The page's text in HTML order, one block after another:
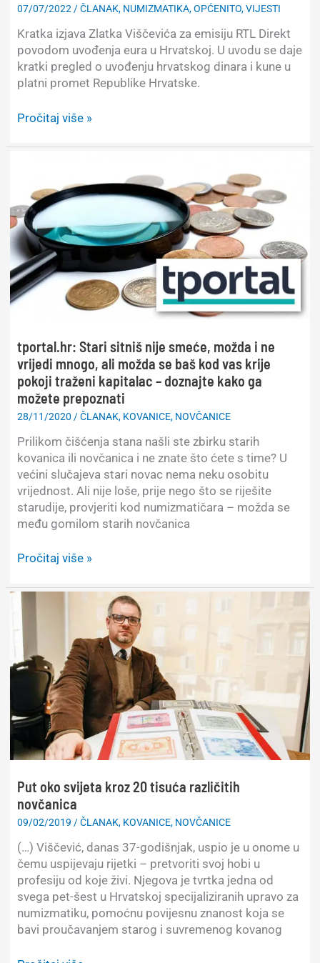
07/07/2022/ČLANAK, NUMIZMATIKA,OPĆENITO,VIJESTI
Kratka izjava Zlatka Viščevića za emisiju RTL Direkt
povodom uvođenja eura u Hrvatskoj. U uvodu se daje
kratki pregled o uvođenju hrvatskog dinara i kune u
platni promet Republike Hrvatske.
Zlatko
–
RTL
Direkt
povodom
uvođenja
eura
u
Hrvatskoj
Pročitaj više »
tportal.hr: Stari sitniš nije smeće, možda i ne
vrijedi mnogo, ali možda se baš kod vas krije
pokoji traženi kapitalac – doznajte kako ga
možete prepoznati
28/11/2020 /ČLANAK, KOVANICE, NOVČANICE
Prilikom čišćenja stana našli ste zbirku starih
kovanica ili novčanica i ne znate što ćete s time? U
većini slučajeva stari novac nema neku osobitu
vrijednost. Ali nije loše, prije nego što se riješite
starudije, provjeriti kod numizmatičara – možda se
među gomilom starih novčanica
tportal.hr:
sitniš
nije
smeće,
možda
ne
vrijedi
mnogo,
ali
možda
se
kod
vas
krije
traženi
kapitalac
–
doznajte
kako
ga
Pročitaj više »
Put oko svijeta kroz 20 tisuća različitih
novčanica
09/02/2019/ČLANAK, KOVANICE, NOVČANICE
(…) Viščević, danas 37-godišnjak, uspio je u onome u
čemu uspijevaju rijetki – pretvoriti svoj hobi u
profesiju od koje živi. Njegova je tvrtka jedna od
svega pet-šest u Hrvatskoj specijaliziranih upravo za
numizmatiku, pomoćnu povijesnu znanost koja se
bavi proučavanjem starog i suvremenog kovanog